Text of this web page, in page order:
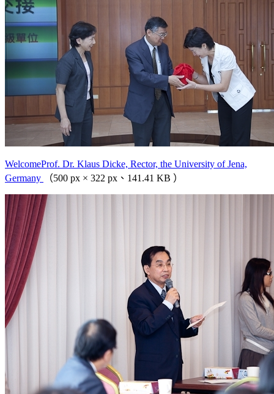
WelcomeProf. Dr. Klaus Dicke, Rector, the University of Jena,
Germany
（500 px × 322 px、141.41 KB ）